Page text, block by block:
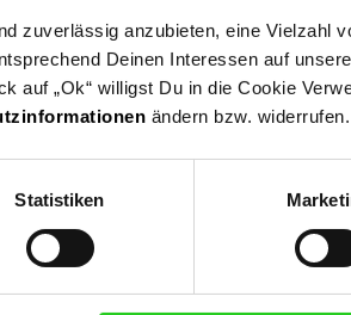
zuverlässig anzubieten, eine Vielzahl
Deinen Interessen auf
auf „Ok“ willigst Du in die Cookie
ändern bzw. widerrufen.
Statistiken